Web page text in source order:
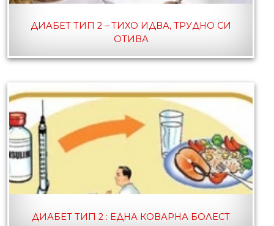
ДИАБЕТ ТИП 2 – ТИХО ИДВА, ТРУДНО СИ
ОТИВА
ДИАБЕТ ТИП 2 : ЕДНА КОВАРНА БОЛЕСТ